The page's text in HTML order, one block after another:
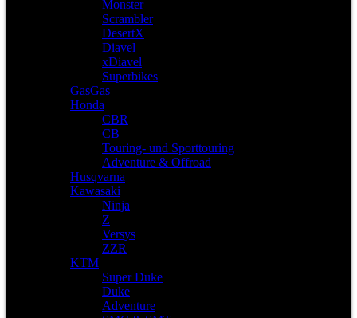
Monster
Scrambler
DesertX
Diavel
xDiavel
Superbikes
GasGas
Honda
CBR
CB
Touring- und Sporttouring
Adventure & Offroad
Husqvarna
Kawasaki
Ninja
Z
Versys
ZZR
KTM
Super Duke
Duke
Adventure